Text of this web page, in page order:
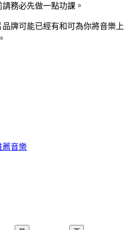
務必先做一點功課。
牌可能已經有和可為你將音樂上
薦音樂